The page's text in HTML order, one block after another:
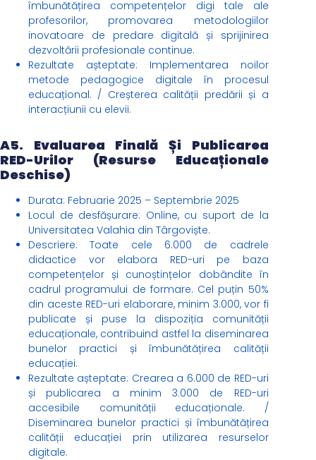
îmbunătățirea competențelor digi tale ale
profesorilor, promovarea metodologiilor
inovatoare de predare digitală și sprijinirea
dezvoltării profesionale continue.
Rezultate așteptate: Implementarea noilor
metode pedagogice digitale în procesul
educațional. / Creșterea calității predării și a
interacțiunii cu elevii.
A5. Evaluarea Finală Și Publicarea
RED-Urilor (Resurse Educaționale
Deschise)
Durata: Februarie 2025 – Septembrie 2025
Locul de desfășurare: Online, cu suport de la
Universitatea Valahia din Târgoviște.
Descriere: Toate cele 6.000 de cadrele
didactice vor elabora RED-uri pe baza
competențelor și cunoștințelor dobândite în
cadrul programului de formare. Cel puțin 50%
din aceste RED-uri elaborare, minim 3.000, vor fi
publicate și puse la dispoziția comunității
educaționale, contribuind astfel la diseminarea
bunelor practici și îmbunătățirea calității
educației.
Rezultate așteptate: Crearea a 6.000 de RED-uri
și publicarea a minim 3.000 de RED-uri
accesibile comunității educaționale. /
Diseminarea bunelor practici și îmbunătățirea
calității educației prin utilizarea resurselor
digitale.